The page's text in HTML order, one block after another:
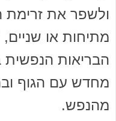
ולשפר את זרימת
מתיחות או
הבריאות הנפשית
מחדש עם הגוף
מהנפש.